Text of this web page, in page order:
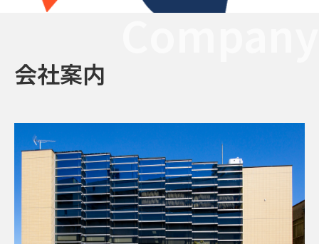
Company
会社案内